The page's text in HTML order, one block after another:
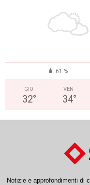
61 %
GIO
32°
VEN
34°
Notizie e approfondimenti di